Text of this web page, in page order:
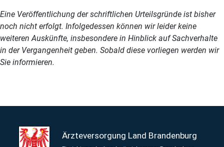
Eine Veröffentlichung der schriftlichen Urteilsgründe ist bisher
noch nicht erfolgt. Infolgedessen können wir leider keine
weiteren Auskünfte, insbesondere in Hinblick auf Sachverhalte
in der Vergangenheit geben. Sobald diese vorliegen werden wir
Sie informieren.